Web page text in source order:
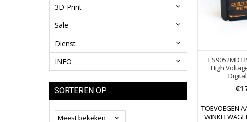
3D-Print
Sale
Dienst
INFO
SORTEREN OP
ES9052MD
High
TOEVOEGEN